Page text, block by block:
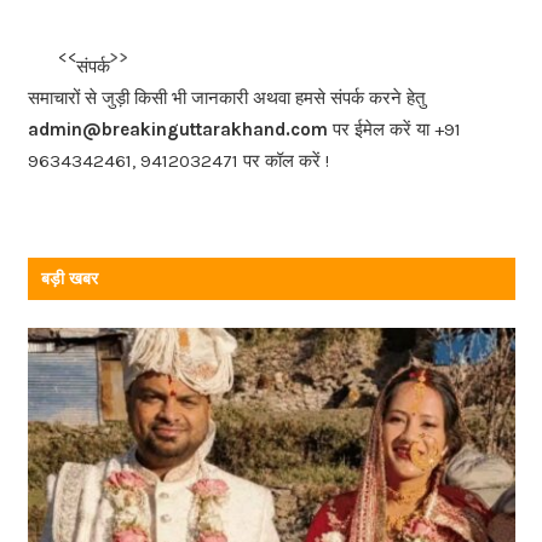
b
o
o
k
<<<
संपर्क
>>>
समाचारों से जुड़ी किसी भी जानकारी अथवा हमसे संपर्क करने हेतु
admin@breakinguttarakhand.com पर ईमेल करें या +91
9634342461, 9412032471 पर कॉल करें !
बड़ी खबर